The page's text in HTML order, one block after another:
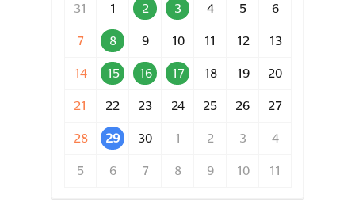
31 1 2 3 4 5 6
7 8 9 10 11 12 13
14 15 16 17 18 19 20
21 22 23 24 25 26 27
28 29 30 1 2 3 4
5 6 7 8 9 10 11